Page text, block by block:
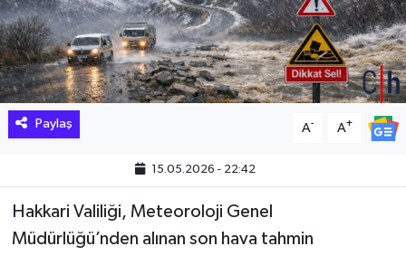
Paylaş A- A+
15.05.2026 - 22:42
Hakkari Valiliği, Meteoroloji Genel
Müdürlüğü’nden alınan son hava tahmin
KÜLTÜR SANAT
MAGAZİN
MAKALE
REKLAM